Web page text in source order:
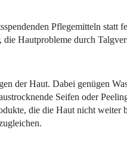
Pflegemitteln statt
Hautprobleme durch
der Haut. Dabei genügen
Seifen oder
die die Haut nicht weiter